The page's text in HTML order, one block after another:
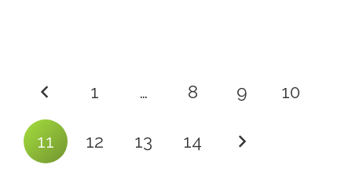
1 … 8 9 10
11 12 13 14